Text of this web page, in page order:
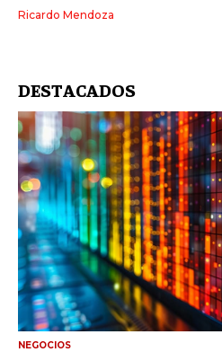
Ricardo Mendoza
DESTACADOS
NEGOCIOS